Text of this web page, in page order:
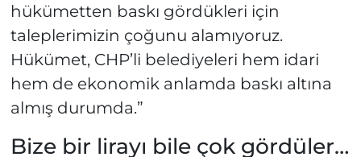
hükümetten baskı gördükleri için
taleplerimizin çoğunu alamıyoruz.
Hükümet, CHP’li belediyeleri hem idari
hem de ekonomik anlamda baskı altına
almış durumda.”
Bize bir lirayı bile çok gördüler…